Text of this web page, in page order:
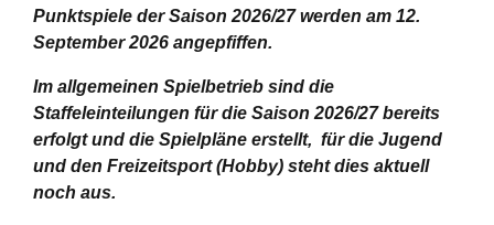
Punktspiele der Saison 2026/27 werden am 12.
September 2026 angepfiffen.
Im allgemeinen Spielbetrieb sind die
Staffeleinteilungen für die Saison 2026/27 bereits
erfolgt und die Spielpläne erstellt, für die Jugend
und den Freizeitsport (Hobby) steht dies aktuell
noch aus.